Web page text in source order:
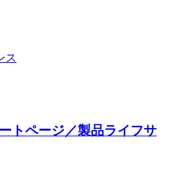
ス
トページ／製品ライフサ